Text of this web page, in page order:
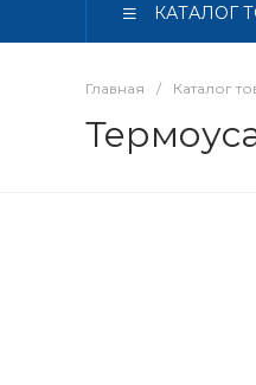
КАТАЛОГ
Главная / Каталог